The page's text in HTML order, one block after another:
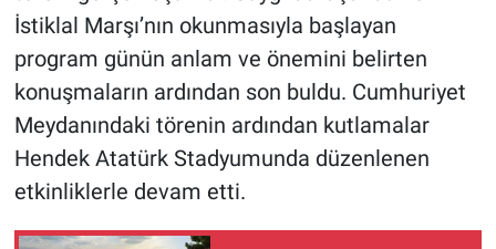
İstiklal Marşı’nın okunmasıyla başlayan
program günün anlam ve önemini belirten
konuşmaların ardından son buldu. Cumhuriyet
Meydanındaki törenin ardından kutlamalar
Hendek Atatürk Stadyumunda düzenlenen
etkinliklerle devam etti.